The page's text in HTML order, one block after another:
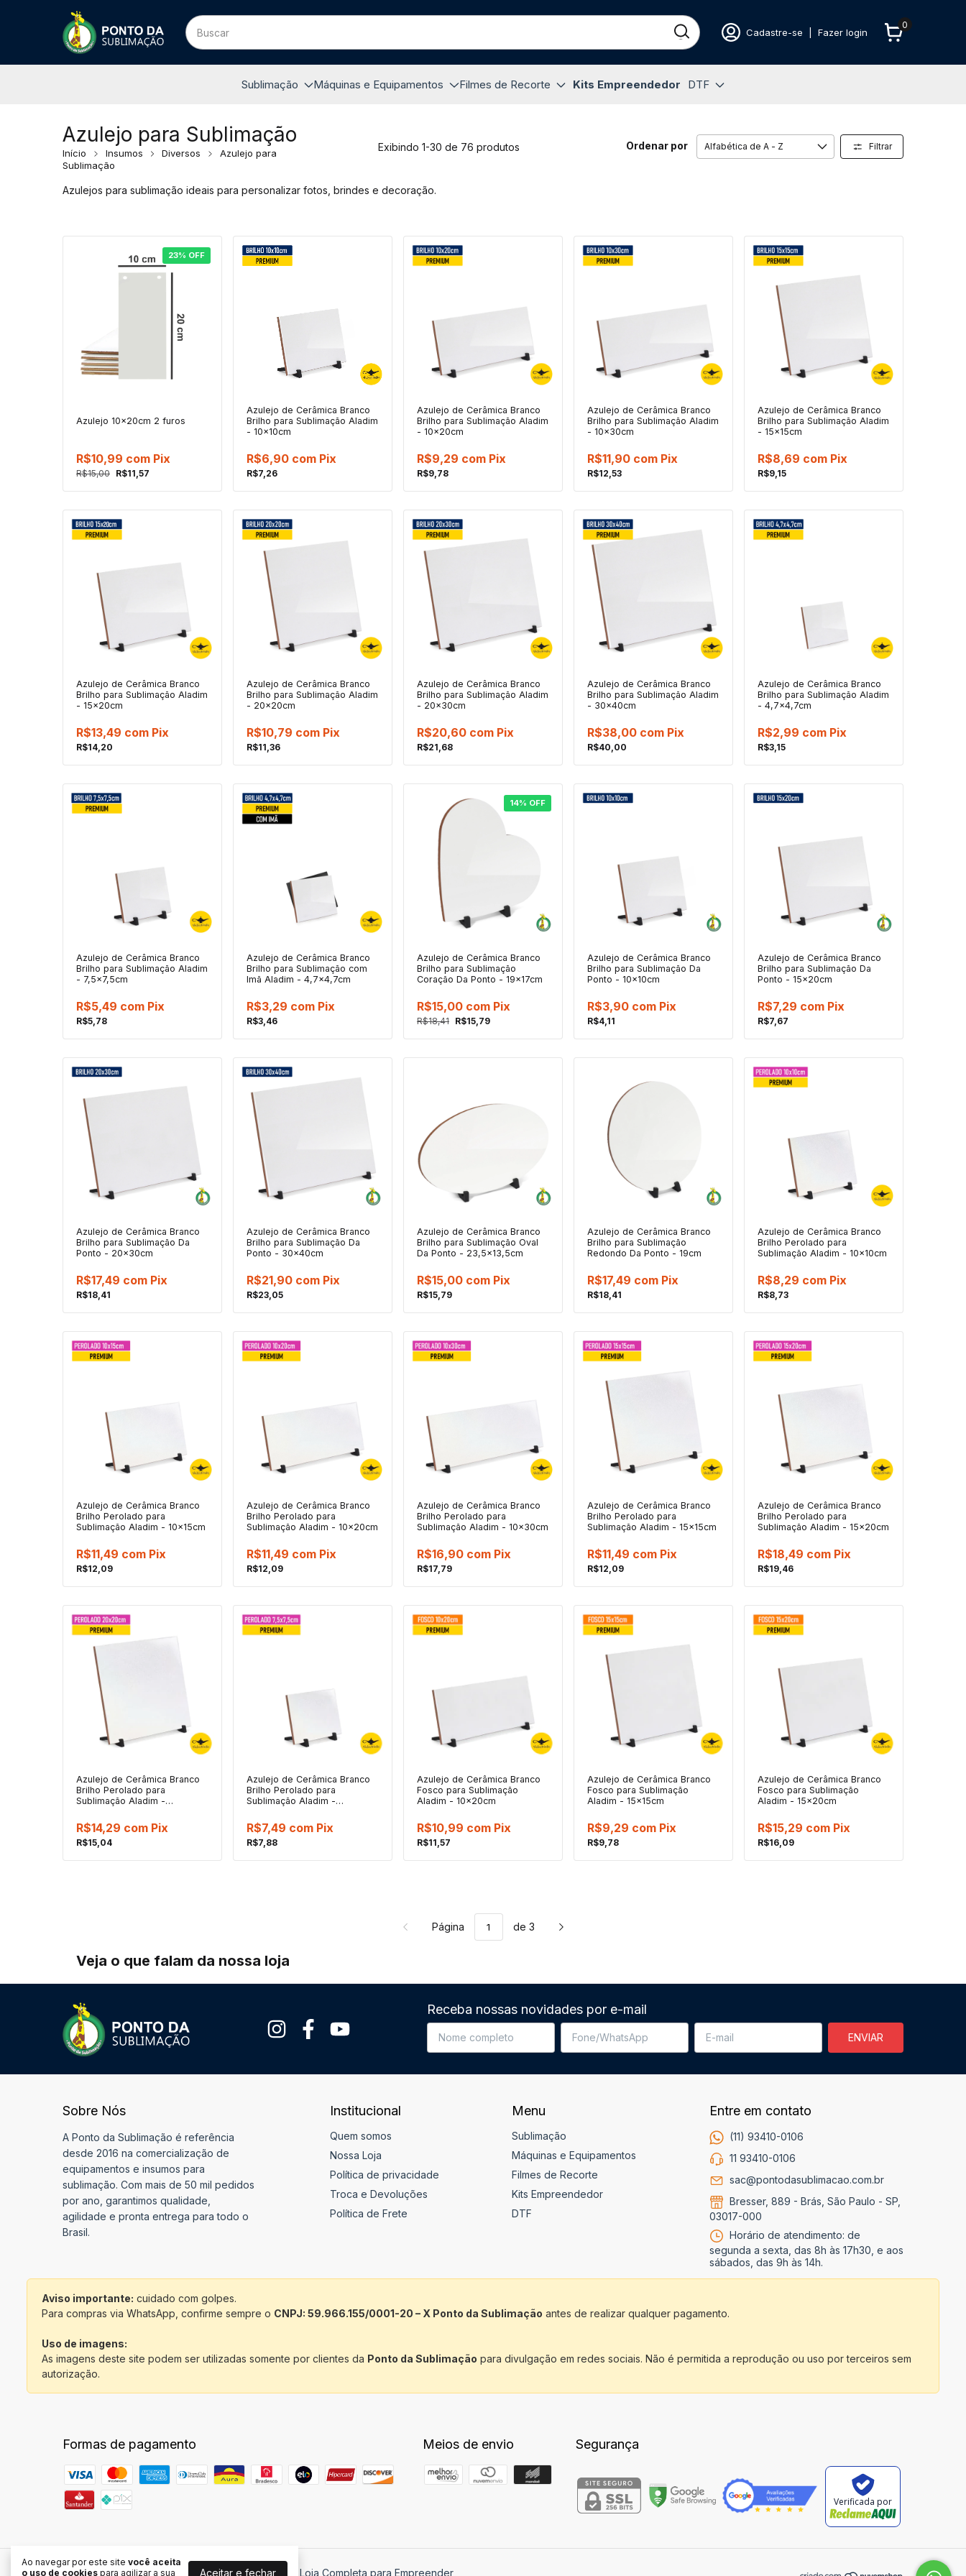
Cadastre-se Fazer login
0
Sublimação Máquinas e Equipamentos Filmes de Recorte Kits Empreendedor DTF
Ao navegar por este site você aceita
o uso de cookies para agilizar a sua Aceitar e fechar
Azulejo para Sublimação
Início Insumos Diversos
Azulejo para
Sublimação
Exibindo 1-30 de 76 produtos Ordenar por Filtrar
Azulejos para sublimação ideais para personalizar fotos, brindes e decoração.
23% OFF
Azulejo 10x20cm 2 furos
R$15,00 R$11,57
R$10,99 com Pix
Azulejo de Cerâmica Branco
Brilho para Sublimação Aladim
- 10x10cm
R$7,26
R$6,90 com Pix
Azulejo de Cerâmica Branco
Brilho para Sublimação Aladim
- 10x20cm
R$9,78
R$9,29 com Pix
Azulejo de Cerâmica Branco
Brilho para Sublimação Aladim
- 10x30cm
R$12,53
R$11,90 com Pix
Azulejo de Cerâmica Branco
Brilho para Sublimação Aladim
- 15x15cm
R$9,15
R$8,69 com Pix
Azulejo de Cerâmica Branco
Brilho para Sublimação Aladim
- 15x20cm
R$14,20
R$13,49 com Pix
Azulejo de Cerâmica Branco
Brilho para Sublimação Aladim
- 20x20cm
R$11,36
R$10,79 com Pix
Azulejo de Cerâmica Branco
Brilho para Sublimação Aladim
- 20x30cm
R$21,68
R$20,60 com Pix
Azulejo de Cerâmica Branco
Brilho para Sublimação Aladim
- 30x40cm
R$40,00
R$38,00 com Pix
Azulejo de Cerâmica Branco
Brilho para Sublimação Aladim
- 4,7x4,7cm
R$3,15
R$2,99 com Pix
Azulejo de Cerâmica Branco
Brilho para Sublimação Aladim
- 7,5x7,5cm
R$5,78
R$5,49 com Pix
Azulejo de Cerâmica Branco
Brilho para Sublimação com
Imã Aladim - 4,7x4,7cm
R$3,46
R$3,29 com Pix
14% OFF
Azulejo de Cerâmica Branco
Brilho para Sublimação
Coração Da Ponto - 19x17cm
R$18,41 R$15,79
R$15,00 com Pix
Azulejo de Cerâmica Branco
Brilho para Sublimação Da
Ponto - 10x10cm
R$4,11
R$3,90 com Pix
Azulejo de Cerâmica Branco
Brilho para Sublimação Da
Ponto - 15x20cm
R$7,67
R$7,29 com Pix
Azulejo de Cerâmica Branco
Brilho para Sublimação Da
Ponto - 20x30cm
R$18,41
R$17,49 com Pix
Azulejo de Cerâmica Branco
Brilho para Sublimação Da
Ponto - 30x40cm
R$23,05
R$21,90 com Pix
Azulejo de Cerâmica Branco
Brilho para Sublimação Oval
Da Ponto - 23,5x13,5cm
R$15,79
R$15,00 com Pix
Azulejo de Cerâmica Branco
Brilho para Sublimação
Redondo Da Ponto - 19cm
R$18,41
R$17,49 com Pix
Azulejo de Cerâmica Branco
Brilho Perolado para
Sublimação Aladim - 10x10cm
R$8,73
R$8,29 com Pix
Azulejo de Cerâmica Branco
Brilho Perolado para
Sublimação Aladim - 10x15cm
R$12,09
R$11,49 com Pix
Azulejo de Cerâmica Branco
Brilho Perolado para
Sublimação Aladim - 10x20cm
R$12,09
R$11,49 com Pix
Azulejo de Cerâmica Branco
Brilho Perolado para
Sublimação Aladim - 10x30cm
R$17,79
R$16,90 com Pix
Azulejo de Cerâmica Branco
Brilho Perolado para
Sublimação Aladim - 15x15cm
R$12,09
R$11,49 com Pix
Azulejo de Cerâmica Branco
Brilho Perolado para
Sublimação Aladim - 15x20cm
R$19,46
R$18,49 com Pix
Azulejo de Cerâmica Branco
Brilho Perolado para
Sublimação Aladim -
R$15,04
R$14,29 com Pix
Azulejo de Cerâmica Branco
Brilho Perolado para
Sublimação Aladim -
R$7,88
R$7,49 com Pix
Azulejo de Cerâmica Branco
Fosco para Sublimação
Aladim - 10x20cm
R$11,57
R$10,99 com Pix
Azulejo de Cerâmica Branco
Fosco para Sublimação
Aladim - 15x15cm
R$9,78
R$9,29 com Pix
Azulejo de Cerâmica Branco
Fosco para Sublimação
Aladim - 15x20cm
R$16,09
R$15,29 com Pix
Página de 3
Veja o que falam da nossa loja
Receba nossas novidades por e-mail
Sobre Nós
A Ponto da Sublimação é referência
desde 2016 na comercialização de
equipamentos e insumos para
sublimação. Com mais de 50 mil pedidos
por ano, garantimos qualidade,
agilidade e pronta entrega para todo o
Brasil.
Institucional
Quem somos
Nossa Loja
Política de privacidade
Troca e Devoluções
Política de Frete
Menu
Sublimação
Máquinas e Equipamentos
Filmes de Recorte
Kits Empreendedor
DTF
Entre em contato
(11) 93410-0106
11 93410-0106
sac@pontodasublimacao.com.br
Bresser, 889 - Brás, São Paulo - SP,
03017-000
Horário de atendimento: de
segunda a sexta, das 8h às 17h30, e aos
sábados, das 9h às 14h.
Aviso importante: cuidado com golpes.
Para compras via WhatsApp, confirme sempre o CNPJ: 59.966.155/0001-20 – X Ponto da Sublimação antes de realizar qualquer pagamento.
Uso de imagens:
As imagens deste site podem ser utilizadas somente por clientes da Ponto da Sublimação para divulgação em redes sociais. Não é permitida a reprodução ou uso por terceiros sem
autorização.
Formas de pagamento Meios de envio Segurança
Verificada por
Azulejo para Sublimação - Ponto da Sublimação | Loja Completa para Empreender